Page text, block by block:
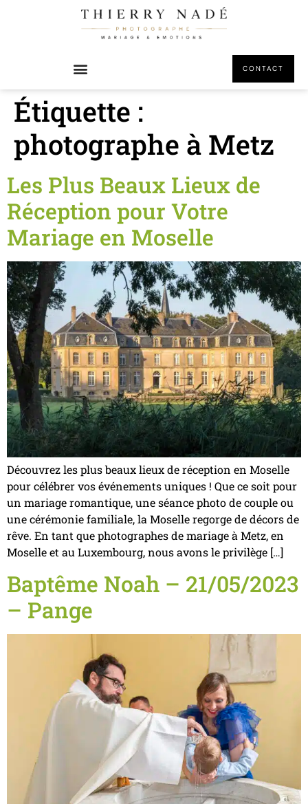
CONTACT
Étiquette :
photographe à Metz
Les Plus Beaux Lieux de
Réception pour Votre
Mariage en Moselle
Découvrez les plus beaux lieux de réception en Moselle
pour célébrer vos événements uniques ! Que ce soit pour
un mariage romantique, une séance photo de couple ou
une cérémonie familiale, la Moselle regorge de décors de
rêve. En tant que photographes de mariage à Metz, en
Moselle et au Luxembourg, nous avons le privilège […]
Baptême Noah – 21/05/2023
– Pange